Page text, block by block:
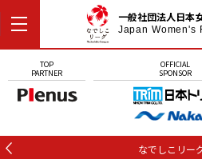
一般社団法人日本
Japan Women's
TOP
PARTNER
OFFICIAL
SPONSOR
なでしこリー